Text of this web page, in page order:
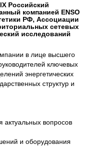
Российский
компанией ENSO
РФ, Ассоциации
сетевых
исследований
в лице высшего
ключевых
энергетических
структур и
вопросов
и оборудования